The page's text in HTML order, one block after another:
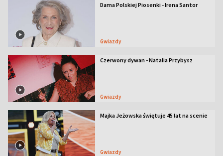
Dama Polskiej Piosenki - Irena Santor
Gwiazdy
Czerwony dywan - Natalia Przybysz
Gwiazdy
Majka Jeżowska świętuje 45 lat na scenie
Gwiazdy